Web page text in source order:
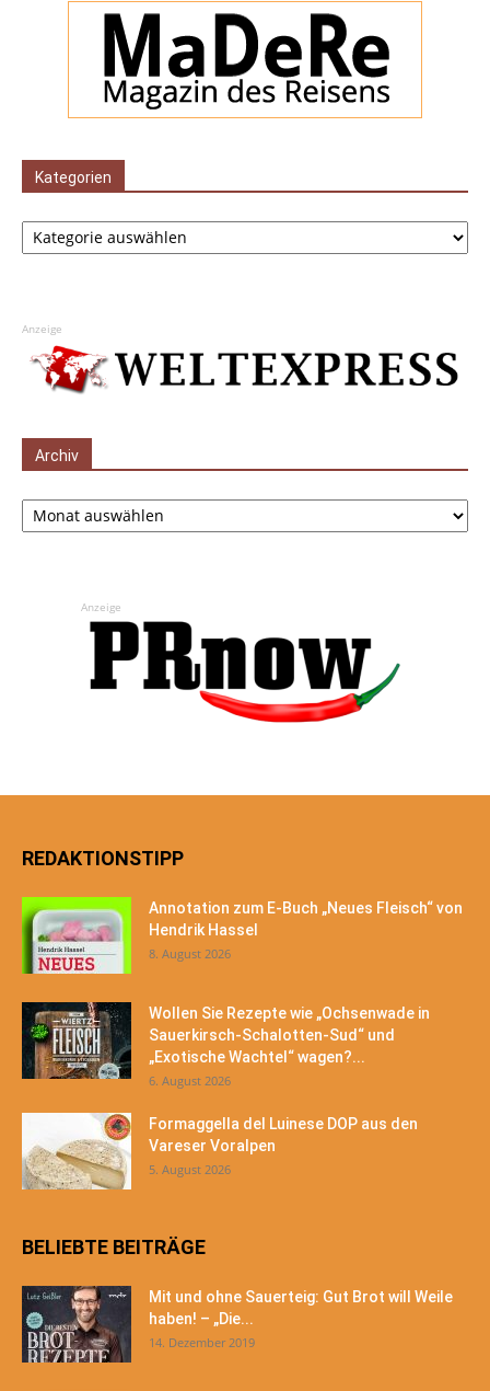
Kategorien
Kategorien
Anzeige
Archiv
Archiv
Anzeige
REDAKTIONSTIPP
Annotation zum E-Buch „Neues Fleisch“ von
Hendrik Hassel
8. August 2026
Wollen Sie Rezepte wie „Ochsenwade in
Sauerkirsch-Schalotten-Sud“ und
„Exotische Wachtel“ wagen?...
6. August 2026
Formaggella del Luinese DOP aus den
Vareser Voralpen
5. August 2026
BELIEBTE BEITRÄGE
Mit und ohne Sauerteig: Gut Brot will Weile
haben! – „Die...
14. Dezember 2019